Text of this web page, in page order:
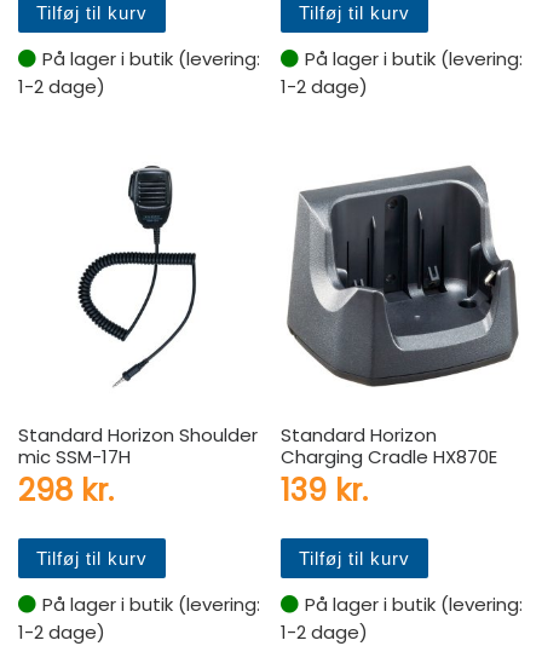
Tilføj til kurv
På lager i butik (levering:
1-2 dage)
Tilføj til kurv
På lager i butik (levering:
1-2 dage)
Standard Horizon Shoulder
mic SSM-17H
298 kr.
Tilføj til kurv
På lager i butik (levering:
1-2 dage)
Standard Horizon
Charging Cradle HX870E
139 kr.
Tilføj til kurv
På lager i butik (levering:
1-2 dage)